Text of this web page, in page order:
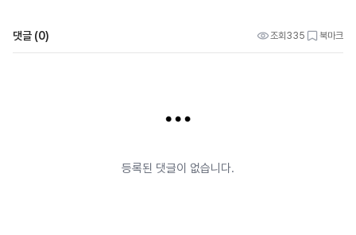
댓글 (0) 조회 335 북마크
등록된 댓글이 없습니다.